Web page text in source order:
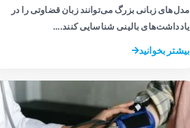
مدل‌های زبانی بزرگ می‌توانند زبان قضاوتی را در
یادداشت‌های بالینی شناسایی کنند.…
بیشتر بخوانید